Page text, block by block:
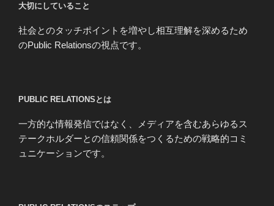
大切にしていること
社会とのタッチポイントを増やし相互理解を深めるため
のPublic Relationsの視点です。
PUBLIC RELATIONSとは
一方的な情報発信ではなく、メディアを含むあらゆるス
テークホルダーとの信頼関係をつくるための戦略的コミ
ュニケーションです。